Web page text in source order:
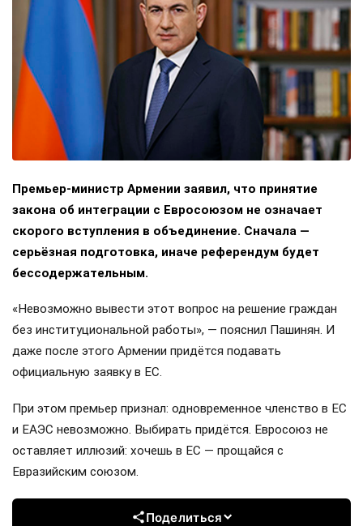
Премьер-министр Армении заявил, что принятие
закона об интеграции с Евросоюзом не означает
скорого вступления в объединение. Сначала —
серьёзная подготовка, иначе референдум будет
бессодержательным.
«Невозможно вывести этот вопрос на решение граждан
без институциональной работы», — пояснил Пашинян. И
даже после этого Армении придётся подавать
официальную заявку в ЕС.
При этом премьер признал: одновременное членство в ЕС
и ЕАЭС невозможно. Выбирать придётся. Евросоюз не
оставляет иллюзий: хочешь в ЕС — прощайся с
Евразийским союзом.
Поделиться